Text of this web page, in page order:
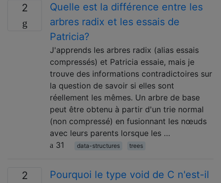
2
Quelle est la différence entre les
arbres radix et les essais de
Patricia?
J'apprends les arbres radix (alias essais
compressés) et Patricia essaie, mais je
trouve des informations contradictoires sur
la question de savoir si elles sont
réellement les mêmes. Un arbre de base
peut être obtenu à partir d'un trie normal
(non compressé) en fusionnant les nœuds
avec leurs parents lorsque les …
31
data-structures trees
2
Pourquoi le type void de C n'est-il